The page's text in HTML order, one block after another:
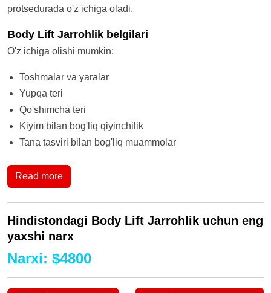
protsedurada o'z ichiga oladi.
Body Lift Jarrohlik belgilari
O'z ichiga olishi mumkin:
Toshmalar va yaralar
Yupqa teri
Qo'shimcha teri
Kiyim bilan bog'liq qiyinchilik
Tana tasviri bilan bog'liq muammolar
Read more
Hindistondagi Body Lift Jarrohlik uchun eng
yaxshi narx
Narxi: $4800